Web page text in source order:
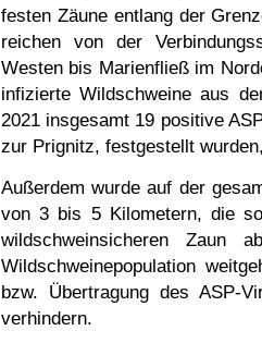
festen Zäune entlang der
reichen von der
Westen bis Marienfließ im
infizierte Wildschweine aus
2021 insgesamt 19 positive
zur Prignitz, festgestellt
Außerdem wurde auf der
von 3 bis 5 Kilometern, die
wildschweinsicheren Zaun
Wildschweinepopulation
bzw. Übertragung des ASP-
verhindern.